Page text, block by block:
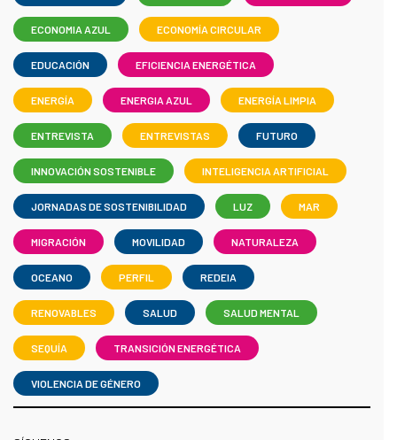
ECONOMIA AZUL ECONOMÍA CIRCULAR
EDUCACIÓN EFICIENCIA ENERGÉTICA
ENERGÍA ENERGIA AZUL ENERGÍA LIMPIA
ENTREVISTA ENTREVISTAS FUTURO
INNOVACIÓN SOSTENIBLE INTELIGENCIA ARTIFICIAL
JORNADAS DE SOSTENIBILIDAD LUZ MAR
MIGRACIÓN MOVILIDAD NATURALEZA
OCEANO PERFIL REDEIA
RENOVABLES SALUD SALUD MENTAL
SEQUÍA TRANSICIÓN ENERGÉTICA
VIOLENCIA DE GÉNERO